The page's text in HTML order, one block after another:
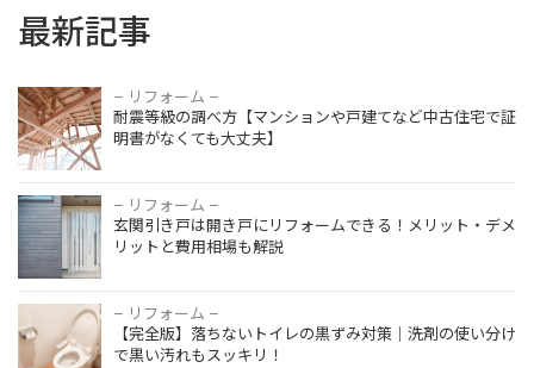
最新記事
– リフォーム –
耐震等級の調べ方【マンションや戸建てなど中古住宅で証
明書がなくても大丈夫】
– リフォーム –
玄関引き戸は開き戸にリフォームできる！メリット・デメ
リットと費用相場も解説
– リフォーム –
【完全版】落ちないトイレの黒ずみ対策｜洗剤の使い分け
で黒い汚れもスッキリ！